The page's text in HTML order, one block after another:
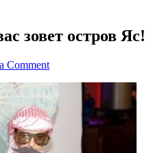
зовет остров Яс!
Comment